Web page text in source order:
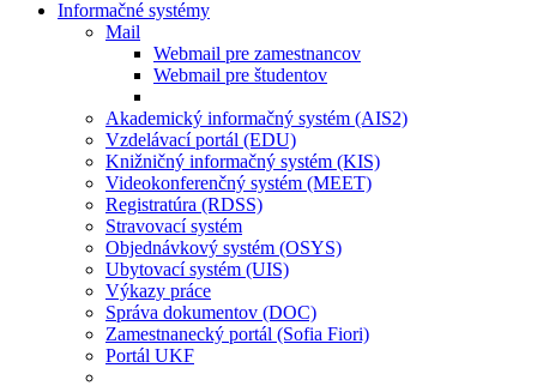
Informačné systémy
Mail
Webmail pre zamestnancov
Webmail pre študentov
Akademický informačný systém (AIS2)
Vzdelávací portál (EDU)
Knižničný informačný systém (KIS)
Videokonferenčný systém (MEET)
Registratúra (RDSS)
Stravovací systém
Objednávkový systém (OSYS)
Ubytovací systém (UIS)
Výkazy práce
Správa dokumentov (DOC)
Zamestnanecký portál (Sofia Fiori)
Portál UKF